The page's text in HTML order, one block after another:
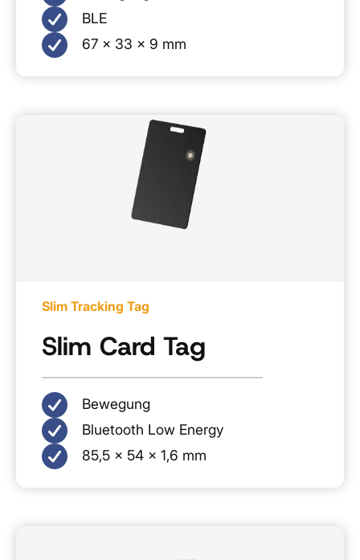
BLE
67 x 33 x 9 mm
Slim Tracking Tag
Slim Card Tag
Bewegung
Bluetooth Low Energy
85,5 × 54 × 1,6 mm